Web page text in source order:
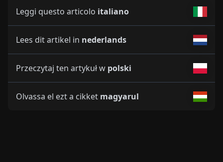
Leggi questo articolo italiano
Lees dit artikel in nederlands
Przeczytaj ten artykuł w polski
Olvassa el ezt a cikket magyarul